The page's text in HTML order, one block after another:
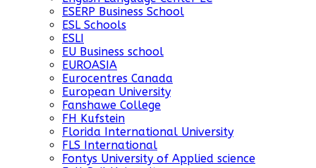
ESERP Business School
ESL Schools
ESLI
EU Business school
EUROASIA
Eurocentres Canada
European University
Fanshawe College
FH Kufstein
Florida International University
FLS International
Fontys University of Applied science